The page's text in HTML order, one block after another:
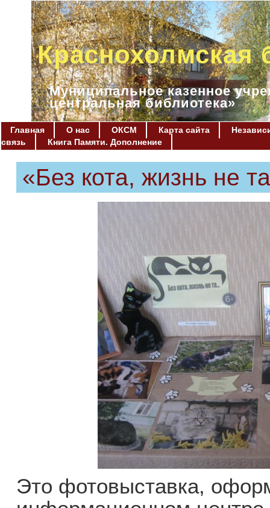
Краснохолмская
Муниципальное казенное
центральная библиотека»
Главная О нас ОКСМ Карта сайта
связь
Книга Памяти. Дополнение
«Без кота, жизнь не
Это фотовыставка,